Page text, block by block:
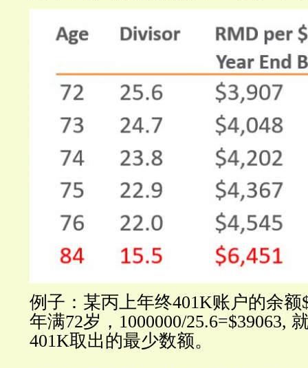
例子：某丙上年终401K账户的余额
年满72岁，1000000/25.6=$39063,
401K取出的最少数额。